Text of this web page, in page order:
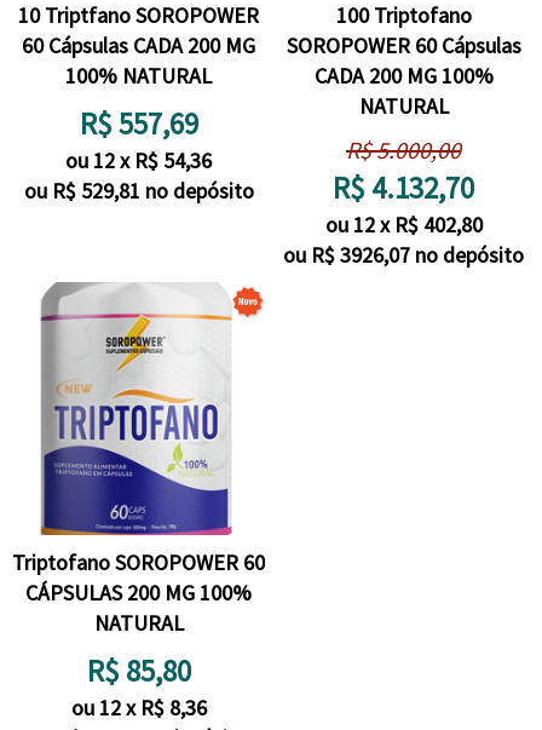
10 Triptfano SOROPOWER
60 Cápsulas CADA 200 MG
100% NATURAL
R$557,69
ou 12x R$ 54,36
ou R$ 529,81 no depósito
100 Triptofano
SOROPOWER 60 Cápsulas
CADA 200 MG 100%
NATURAL
R$5.000,00
R$ 4.132,70
ou 12x R$ 402,80
ou R$3926,07 no depósito
Triptofano SOROPOWER 60
CÁPSULAS 200 MG 100%
NATURAL
R$ 85,80
ou 12x R$ 8,36